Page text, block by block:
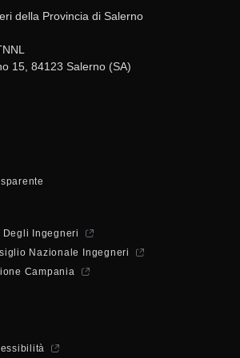
della Provincia di Salerno
15, 84123 Salerno (SA)
Ingegneri
Nazionale Ingegneri
Campania